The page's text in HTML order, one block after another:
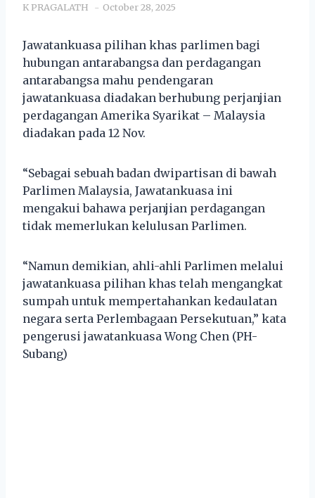
K PRAGALATH October 28, 2025
Jawatankuasa pilihan khas parlimen bagi
hubungan antarabangsa dan perdagangan
antarabangsa mahu pendengaran
jawatankuasa diadakan berhubung perjanjian
perdagangan Amerika Syarikat – Malaysia
diadakan pada 12 Nov.
“Sebagai sebuah badan dwipartisan di bawah
Parlimen Malaysia, Jawatankuasa ini
mengakui bahawa perjanjian perdagangan
tidak memerlukan kelulusan Parlimen.
“Namun demikian, ahli-ahli Parlimen melalui
jawatankuasa pilihan khas telah mengangkat
sumpah untuk mempertahankan kedaulatan
negara serta Perlembagaan Persekutuan,” kata
pengerusi jawatankuasa Wong Chen (PH-
Subang)